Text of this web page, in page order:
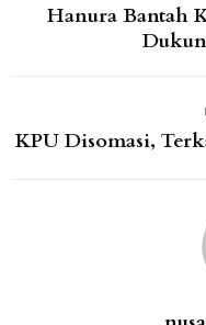
Hanura Bantah
KPU Disomasi,